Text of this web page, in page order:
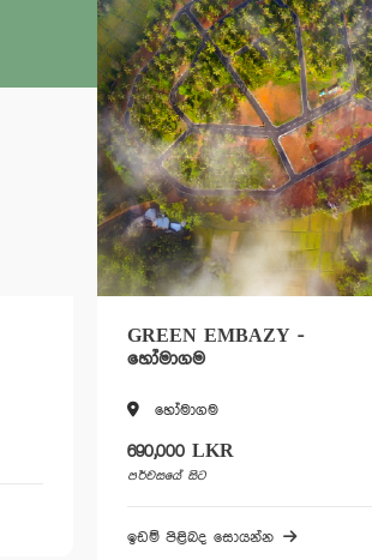
GREEN EMBAZY -
හෝමාගම
හෝමාගම
690,000 LKR
පර්චසයේ සිට
ඉඩම් පිළිබද සොයන්න